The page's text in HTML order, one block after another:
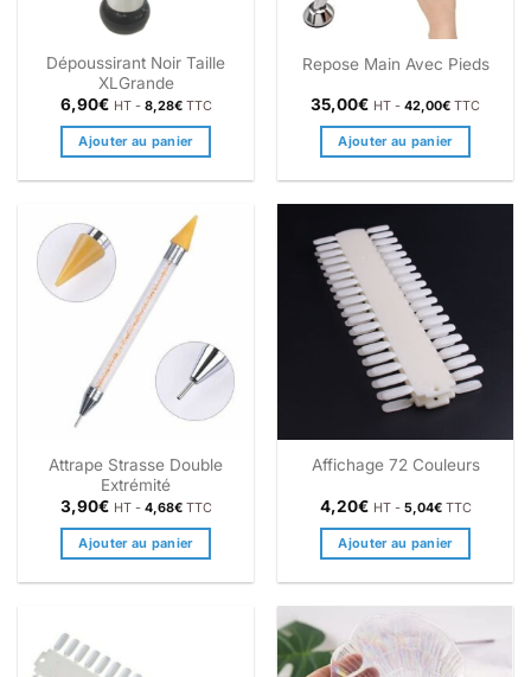
Dépoussirant Noir Taille
XLGrande
6,90€ HT - 8,28€TTC
Ajouter au panier
Repose Main Avec Pieds
35,00€ HT - 42,00€ TTC
Ajouter au panier
Attrape Strasse Double
Extrémité
3,90€ HT - 4,68€TTC
Ajouter au panier
Affichage 72 Couleurs
4,20€ HT - 5,04€TTC
Ajouter au panier